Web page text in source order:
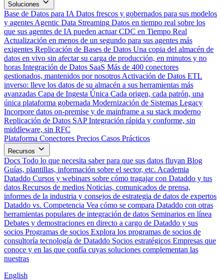
Soluciones
Base de Datos para IA Datos frescos y gobernados para sus modelos
y agentes Agentic Data Streaming Datos en tiempo real sobre los
que sus agentes de IA pueden actuar CDC en Tiempo Real
Actualización en menos de un segundo para sus agentes más
exigentes Replicación de Bases de Datos Una copia del almacén de
datos en vivo sin afectar su carga de producción, en minutos y no
horas Integración de Datos SaaS Más de 400 conectores
gestionados, mantenidos por nosotros Activación de Datos ETL
inverso: lleve los datos de su almacén a sus herramientas más
avanzadas Capa de Ingesta Única Cada origen, cada patrón, una
única plataforma gobernada Modernización de Sistemas Legacy
Incorpore datos on-premise y de mainframe a su stack moderno
Replicación de Datos SAP Integración rápida y conforme, sin
middleware, sin RFC
Plataforma Conectores Precios Casos Prácticos
Recursos
Docs Todo lo que necesita saber para que sus datos fluyan Blog
Guías, plantillas, información sobre el sector, etc. Academia
Dataddo Cursos y webinars sobre cómo tragajar con Dataddo y tus
datos Recursos de medios Noticias, comunicados de prensa,
informes de la industria y consejos de estrategia de datos de expertos
Dataddo vs. Competencia Vea cómo se compara Dataddo con otras
herramientas populares de integración de datos Seminarios en línea
Debates y demostraciones en directo a cargo de Dataddo y sus
socios Programas de socios Explora los programas de socios de
consultoría tecnología de Dataddo Socios estratégicos Empresas que
conoce y en las que confía cuyas soluciones complementan las
nuestras
English